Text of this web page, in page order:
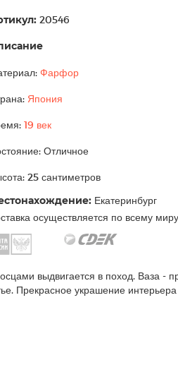
20546
Фарфор
Япония
19 век
Отличное
25 сантиметров
Екатеринбург
осуществляется по всему
выдвигается в поход. Ваза -
Прекрасное украшение